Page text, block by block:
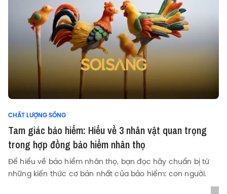
CHẤT LƯỢNG SỐNG
Tam giác bảo hiểm: Hiểu về 3 nhân vật quan trọng
trong hợp đồng bảo hiểm nhân thọ
Để hiểu về bảo hiểm nhân thọ, bạn đọc hãy chuẩn bị từ
những kiến thức cơ bản nhất của bảo hiểm: con người.